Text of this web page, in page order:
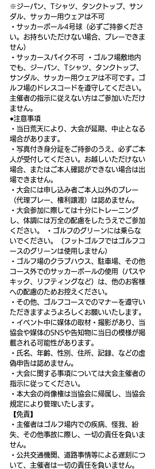
※ジーパン、Tシャツ、タンクトップ、サン
ダル、サッカー用ウェアは不可
・サッカーボール4号球（必ずご持参くださ
い。お持ちいただけない場合、プレーできま
せん）
・サッカースパイク不可 ・ゴルフ場敷地内
でも、ジーパン、Tシャツ、タンクトップ、
サンダル、サッカー用ウェアは不可です。ゴ
ルフ場のドレスコードを遵守してください。
主催者の指示に従えない方はご参加いただけ
ません。
●注意事項
・当日荒天により、大会が延期、中止となる
場合があります。
・写真付き身分証をご持参のうえ、必ずご本
人が受付してください。お越しいただけない
場合、またはご本人確認ができない場合は出
場できません。
・大会には申し込み者ご本人以外のプレー
（代理プレー、権利譲渡）は認めません。
・大会参加に際しては十分にトレーニング
し、体調には万全の配慮をしたうえでご参加
ください。 ・ゴルフのグリーンには乗らな
いでください。（フットゴルフではゴルフコ
ースのグリーンは使用しません）
・ゴルフ場のクラブハウス、駐車場、その他
コース外でのサッカーボールの使用（パスや
キック、リフティングなど）は、他のお客様
への配慮のためお控えください。
・その他、ゴルフコースでのマナーを遵守い
ただきますようよろしくお願いいたします。
・イベント中に媒体の取材・撮影があり、当
協会や媒体のSNSや告知物に当日の模様が掲
載される可能性があります。
・氏名、年齢、性別、住所、記録、などの虚
偽申告は認めません。
・大会に関する事項については大会主催者の
指示に従ってください。
・本大会の肖像権は当協会に帰属し、当協会
規定により管理いたします。
【免責】
・主催者はゴルフ場内での疾病、怪我、紛
失、その他事故に際し、一切の責任を負いま
せん。
・公共交通機関、道路事情等による遅刻につ
いて、主催者は一切の責任を負いません。